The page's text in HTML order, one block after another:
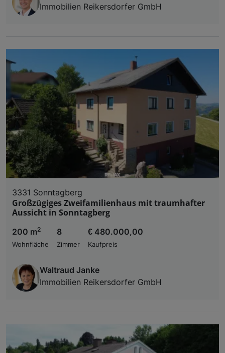
Immobilien Reikersdorfer GmbH
3331 Sonntagberg
Großzügiges Zweifamilienhaus mit traumhafter
Aussicht in Sonntagberg
200 m2
Wohnfläche
8
Zimmer
€ 480.000,00
Kaufpreis
Waltraud Janke
Immobilien Reikersdorfer GmbH